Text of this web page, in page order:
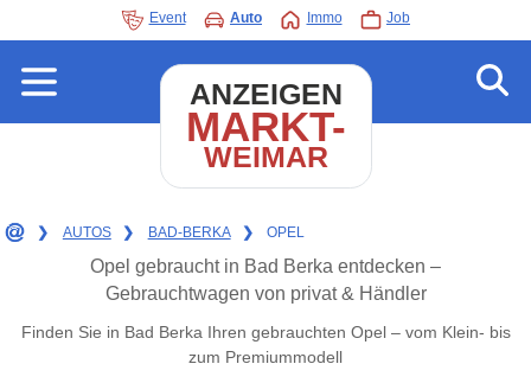
Event Auto Immo Job
ANZEIGEN
MARKT-
WEIMAR
❯ AUTOS ❯ BAD-BERKA ❯ OPEL
Opel gebraucht in Bad Berka entdecken –
Gebrauchtwagen von privat & Händler
Finden Sie in Bad Berka Ihren gebrauchten Opel – vom Klein- bis
zum Premiummodell